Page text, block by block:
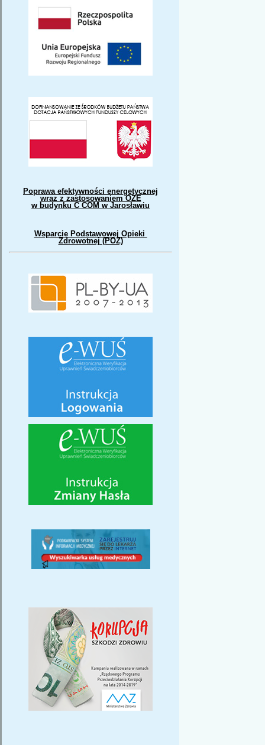
Poprawa efektywności energetycznej
wraz z zastosowaniem OZE
w budynku C COM w Jarosławiu
Wsparcie Podstawowej Opieki
Zdrowotnej (POZ)